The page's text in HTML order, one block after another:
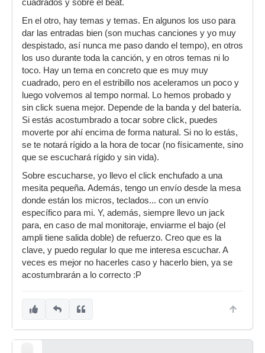
cuadrados y sobre el beat.
En el otro, hay temas y temas. En algunos los uso para
dar las entradas bien (son muchas canciones y yo muy
despistado, así nunca me paso dando el tempo), en otros
los uso durante toda la canción, y en otros temas ni lo
toco. Hay un tema en concreto que es muy muy
cuadrado, pero en el estribillo nos aceleramos un poco y
luego volvemos al tempo normal. Lo hemos probado y
sin click suena mejor. Depende de la banda y del batería.
Si estás acostumbrado a tocar sobre click, puedes
moverte por ahí encima de forma natural. Si no lo estás,
se te notará rígido a la hora de tocar (no físicamente, sino
que se escuchará rígido y sin vida).
Sobre escucharse, yo llevo el click enchufado a una
mesita pequeña. Además, tengo un envío desde la mesa
donde están los micros, teclados... con un envío
específico para mi. Y, además, siempre llevo un jack
para, en caso de mal monitoraje, enviarme el bajo (el
ampli tiene salida doble) de refuerzo. Creo que es la
clave, y puedo regular lo que me interesa escuchar. A
veces es mejor no hacerles caso y hacerlo bien, ya se
acostumbrarán a lo correcto :P